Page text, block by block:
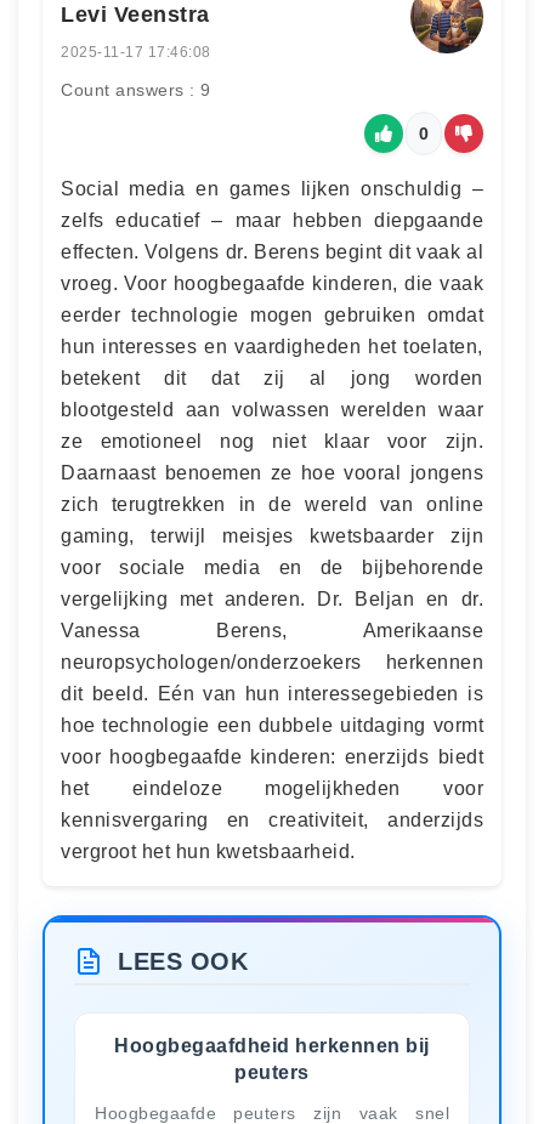
Levi Veenstra
2025-11-17 17:46:08
Count answers : 9
0
Social media en games lijken onschuldig –
zelfs educatief – maar hebben diepgaande
effecten. Volgens dr. Berens begint dit vaak al
vroeg. Voor hoogbegaafde kinderen, die vaak
eerder technologie mogen gebruiken omdat
hun interesses en vaardigheden het toelaten,
betekent dit dat zij al jong worden
blootgesteld aan volwassen werelden waar
ze emotioneel nog niet klaar voor zijn.
Daarnaast benoemen ze hoe vooral jongens
zich terugtrekken in de wereld van online
gaming, terwijl meisjes kwetsbaarder zijn
voor sociale media en de bijbehorende
vergelijking met anderen. Dr. Beljan en dr.
Vanessa Berens, Amerikaanse
neuropsychologen/onderzoekers herkennen
dit beeld. Eén van hun interessegebieden is
hoe technologie een dubbele uitdaging vormt
voor hoogbegaafde kinderen: enerzijds biedt
het eindeloze mogelijkheden voor
kennisvergaring en creativiteit, anderzijds
vergroot het hun kwetsbaarheid.
LEES OOK
Hoogbegaafdheid herkennen bij
peuters
Hoogbegaafde peuters zijn vaak snel